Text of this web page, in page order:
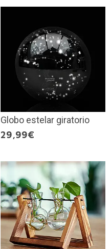
Globo estelar giratorio
29,99€